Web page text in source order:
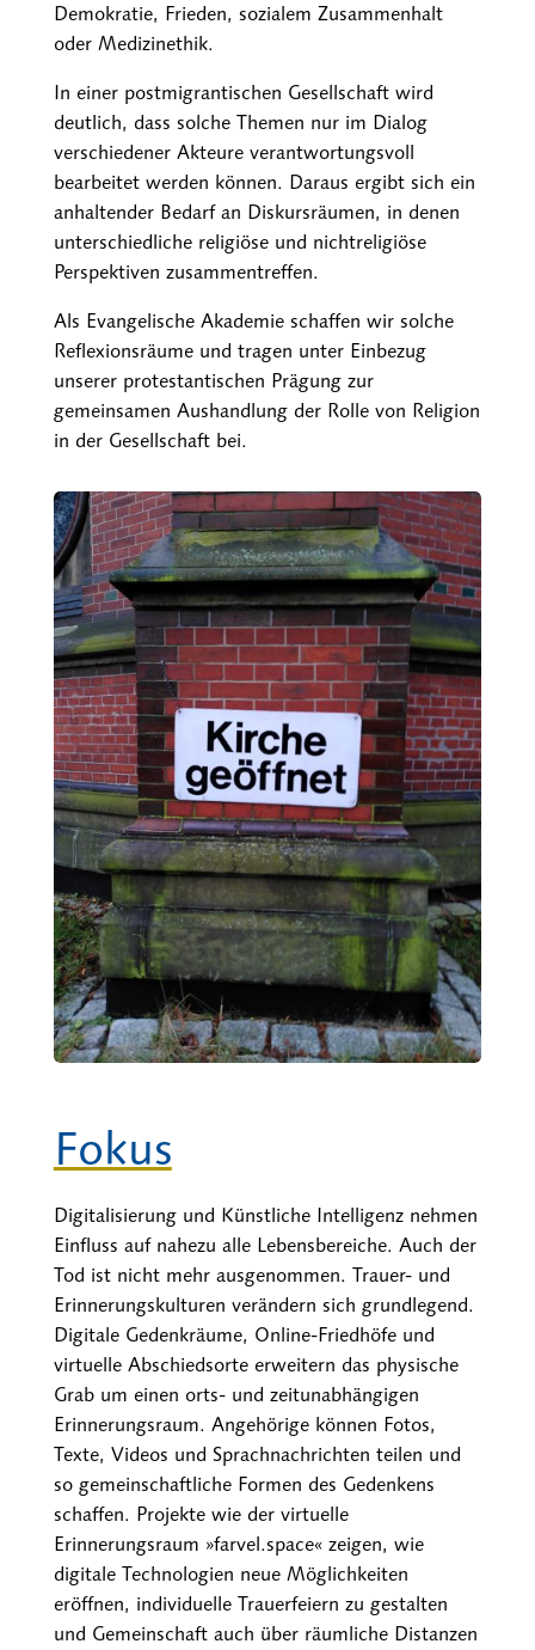
Demokratie, Frieden, sozialem Zusammenhalt
oder Medizinethik.
In einer postmigrantischen Gesellschaft wird
deutlich, dass solche Themen nur im Dialog
verschiedener Akteure verantwortungsvoll
bearbeitet werden können. Daraus ergibt sich ein
anhaltender Bedarf an Diskursräumen, in denen
unterschiedliche religiöse und nichtreligiöse
Perspektiven zusammentreffen.
Als Evangelische Akademie schaffen wir solche
Reflexionsräume und tragen unter Einbezug
unserer protestantischen Prägung zur
gemeinsamen Aushandlung der Rolle von Religion
in der Gesellschaft bei.
Fokus
Digitalisierung und Künstliche Intelligenz nehmen
Einfluss auf nahezu alle Lebensbereiche. Auch der
Tod ist nicht mehr ausgenommen. Trauer- und
Erinnerungskulturen verändern sich grundlegend.
Digitale Gedenkräume, Online-Friedhöfe und
virtuelle Abschiedsorte erweitern das physische
Grab um einen orts- und zeitunabhängigen
Erinnerungsraum. Angehörige können Fotos,
Texte, Videos und Sprachnachrichten teilen und
so gemeinschaftliche Formen des Gedenkens
schaffen. Projekte wie der virtuelle
Erinnerungsraum »farvel.space«zeigen, wie
digitale Technologien neue Möglichkeiten
eröffnen, individuelle Trauerfeiern zu gestalten
und Gemeinschaft auch über räumliche Distanzen